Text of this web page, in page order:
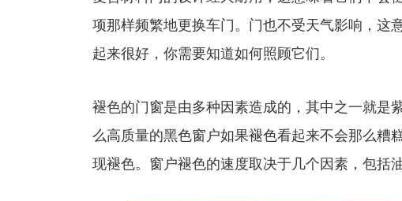
项那样频繁地更换车门。门也不受天气影响，这
起来很好，你需要知道如何照顾它们。
褪色的门窗是由多种因素造成的，其中之一就是
么高质量的黑色窗户如果褪色看起来不会那么糟
现褪色。窗户褪色的速度取决于几个因素，包括